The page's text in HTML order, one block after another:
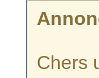
Chers